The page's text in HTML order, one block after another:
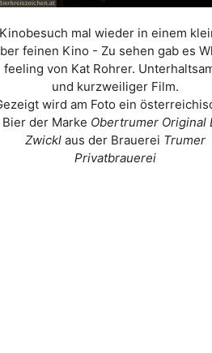
Kinobesuch mal wieder in einem
feinen Kino - Zu sehen gab es
feeling von Kat Rohrer.
und kurzweiliger Film.
wird am Foto ein
Bier der Marke Obertrumer Original
Zwickl aus der Brauerei Trumer
Privatbrauerei